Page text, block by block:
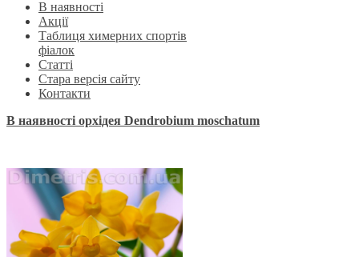
В наявності
Акції
Таблиця химерних спортів
фіалок
Статті
Стара версія сайту
Контакти
В наявності орхідея Dendrobium moschatum